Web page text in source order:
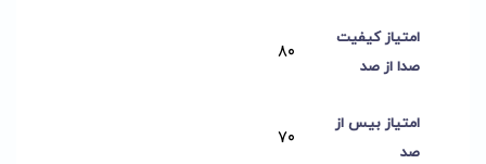
امتیاز کیفیت
صدا از صد
80
امتیاز بیس از
صد
70